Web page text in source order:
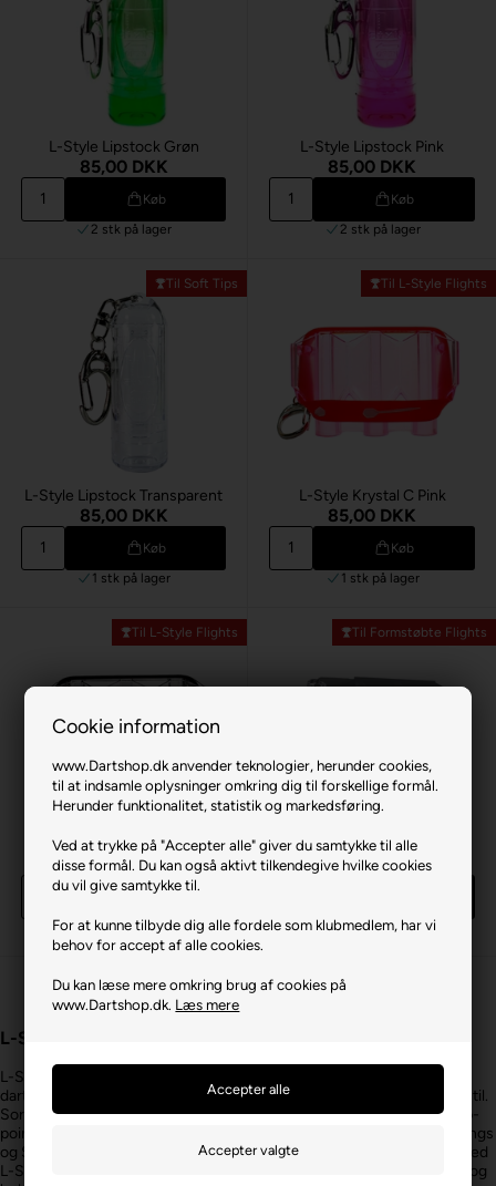
Cookie information
www.Dartshop.dk anvender teknologier, herunder cookies,
til at indsamle oplysninger omkring dig til forskellige formål.
Herunder funktionalitet, statistik og markedsføring.
Ved at trykke på "Accepter alle" giver du samtykke til alle
disse formål. Du kan også aktivt tilkendegive hvilke cookies
du vil give samtykke til.
For at kunne tilbyde dig alle fordele som klubmedlem, har vi
behov for accept af alle cookies.
Du kan læse mere omkring brug af cookies på
www.Dartshop.dk. Læs mere
L-Style Lipstock Grøn
85,00 DKK
Køb
2 stk på lager
L-Style Lipstock Pink
85,00 DKK
Køb
2 stk på lager
Til Soft Tips
L-Style Lipstock Transparent
85,00 DKK
Køb
1 stk på lager
Til L-Style Flights
L-Style Krystal C Pink
85,00 DKK
Køb
1 stk på lager
Til L-Style Flights
L-Style Krystal C Sort
85,00 DKK
Køb
2 stkpå lager
Til Formstøbte Flights
L-Style L-Case Sort
65,00 DKK
8 stkpå lager
L-Style Darttilbehør
L-Style er kendt for at tilbyde en omfattende og innovativ serie af
darttilbehør, der hjælper dig med at optimere både performance og stil.
Sortimentet hos Dartshop.dk dækker alt fra flights, skafter og soft tip-
points til avancerede etuier, flytteleister, flight cases, Champagne Rings
og Shell Lock-system – alle designet med omtanke og høj kvalitet. Med
L-Style får du japansk design, der kombinerer funktionalitet, æstetik og